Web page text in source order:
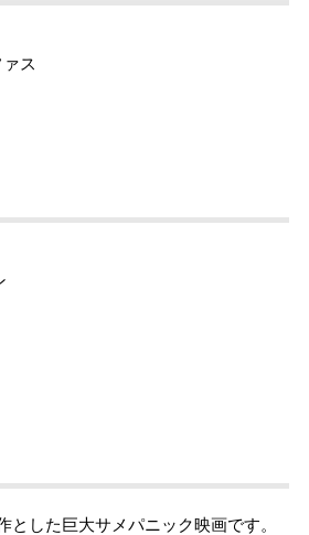
ス
とした巨大サメパニック映画です。